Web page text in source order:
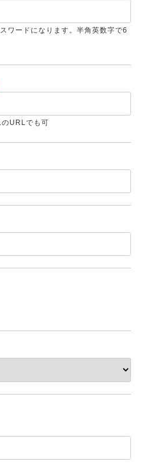
ワードになります。半角英数字で6
URLでも可